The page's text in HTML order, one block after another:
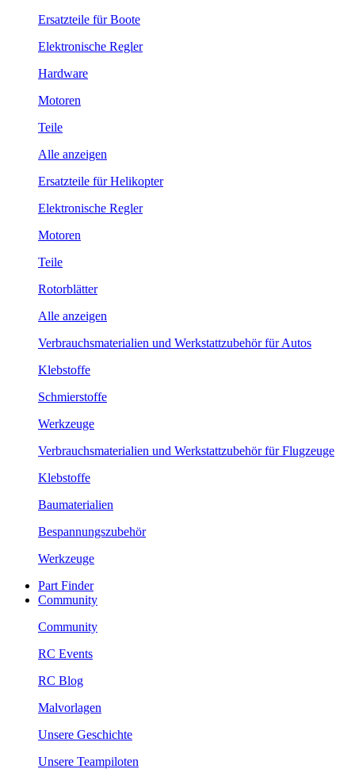
Ersatzteile für Boote
Elektronische Regler
Hardware
Motoren
Teile
Alle anzeigen
Ersatzteile für Helikopter
Elektronische Regler
Motoren
Teile
Rotorblätter
Alle anzeigen
Verbrauchsmaterialien und Werkstattzubehör für Autos
Klebstoffe
Schmierstoffe
Werkzeuge
Verbrauchsmaterialien und Werkstattzubehör für Flugzeuge
Klebstoffe
Baumaterialien
Bespannungszubehör
Werkzeuge
Part Finder
Community
Community
RC Events
RC Blog
Malvorlagen
Unsere Geschichte
Unsere Teampiloten